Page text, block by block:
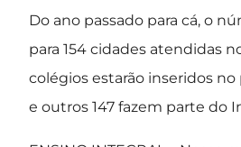
Do ano passado para cá, o
para 154 cidades atendidas
colégios estarão inseridos
e outros 147 fazem parte do